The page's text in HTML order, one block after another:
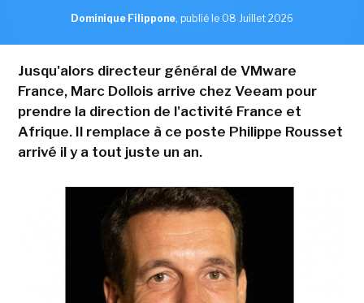
Dominique Filippone, publié le 08 Juillet 2026
Jusqu'alors directeur général de VMware
France, Marc Dollois arrive chez Veeam pour
prendre la direction de l'activité France et
Afrique. Il remplace à ce poste Philippe Rousset
arrivé il y a tout juste un an.